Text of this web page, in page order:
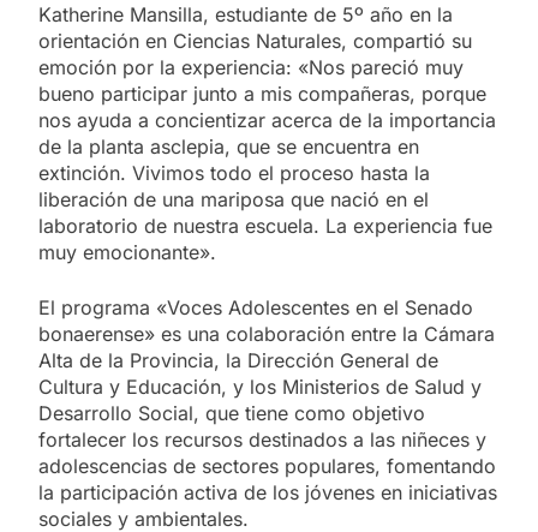
Katherine Mansilla, estudiante de 5º año en la
orientación en Ciencias Naturales, compartió su
emoción por la experiencia: «Nos pareció muy
bueno participar junto a mis compañeras, porque
nos ayuda a concientizar acerca de la importancia
de la planta asclepia, que se encuentra en
extinción. Vivimos todo el proceso hasta la
liberación de una mariposa que nació en el
laboratorio de nuestra escuela. La experiencia fue
muy emocionante».
El programa «Voces Adolescentes en el Senado
bonaerense» es una colaboración entre la Cámara
Alta de la Provincia, la Dirección General de
Cultura y Educación, y los Ministerios de Salud y
Desarrollo Social, que tiene como objetivo
fortalecer los recursos destinados a las niñeces y
adolescencias de sectores populares, fomentando
la participación activa de los jóvenes en iniciativas
sociales y ambientales.